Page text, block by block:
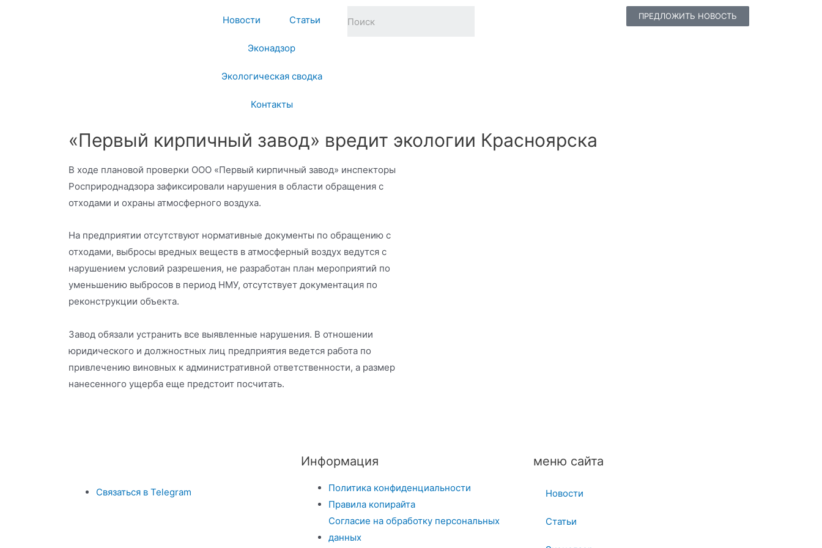
Новости Статьи
Эконадзор
Экологическая сводка
Контакты
ПРЕДЛОЖИТЬ НОВОСТЬ
«Первый кирпичный завод» вредит экологии Красноярска
В ходе плановой проверки ООО «Первый кирпичный завод» инспекторы
Росприроднадзора зафиксировали нарушения в области обращения с
отходами и охраны атмосферного воздуха.
На предприятии отсутствуют нормативные документы по обращению с
отходами, выбросы вредных веществ в атмосферный воздух ведутся с
нарушением условий разрешения, не разработан план мероприятий по
уменьшению выбросов в период НМУ, отсутствует документация по
реконструкции объекта.
Завод обязали устранить все выявленные нарушения. В отношении
юридического и должностных лиц предприятия ведется работа по
привлечению виновных к административной ответственности, а размер
нанесенного ущерба еще предстоит посчитать.
Связаться в Telegram
Информация
Политика конфиденциальности
Правила копирайта
Согласие на обработку персональных
данных
меню сайта
Новости
Статьи